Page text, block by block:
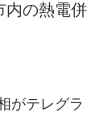
内の熱電併
がテレグラ